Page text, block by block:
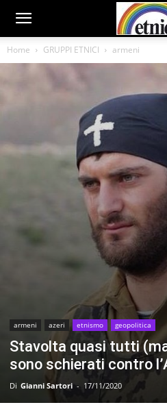
Home GRUPPI ETNICI armeni
armeni azeri etnismo geopolitica
Stavolta quasi tutti
sono schierati contro
Di Gianni Sartori - 17/11/2020